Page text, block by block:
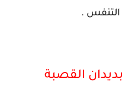
التنفس .
القصبة